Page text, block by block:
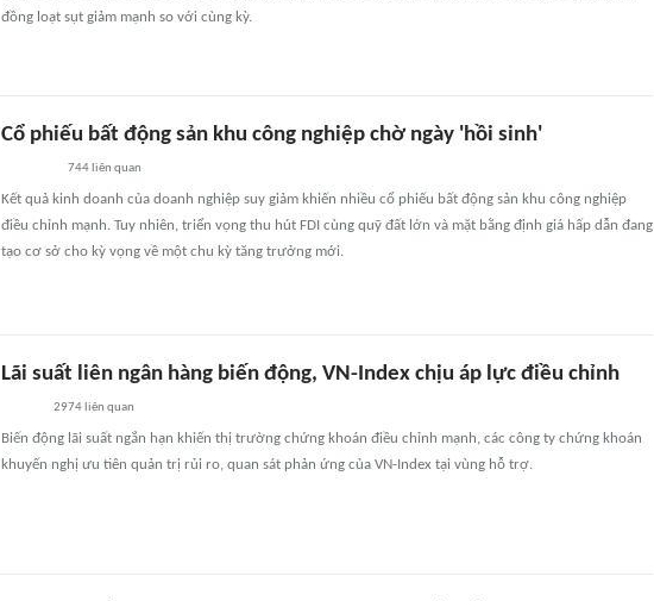
đồng loạt sụt giảm mạnh so với cùng kỳ.
Cổ phiếu bất động sản khu công nghiệp chờ ngày 'hồi sinh'
744 liên quan
Kết quả kinh doanh của doanh nghiệp suy giảm khiến nhiều cổ phiếu bất động sản khu công nghiệp
điều chỉnh mạnh. Tuy nhiên, triển vọng thu hút FDI cùng quỹ đất lớn và mặt bằng định giá hấp dẫn đang
tạo cơ sở cho kỳ vọng về một chu kỳ tăng trưởng mới.
Lãi suất liên ngân hàng biến động, VN-Index chịu áp lực điều chỉnh
2974 liên quan
Biến động lãi suất ngắn hạn khiến thị trường chứng khoán điều chỉnh mạnh, các công ty chứng khoán
khuyến nghị ưu tiên quản trị rủi ro, quan sát phản ứng của VN-Index tại vùng hỗ trợ.